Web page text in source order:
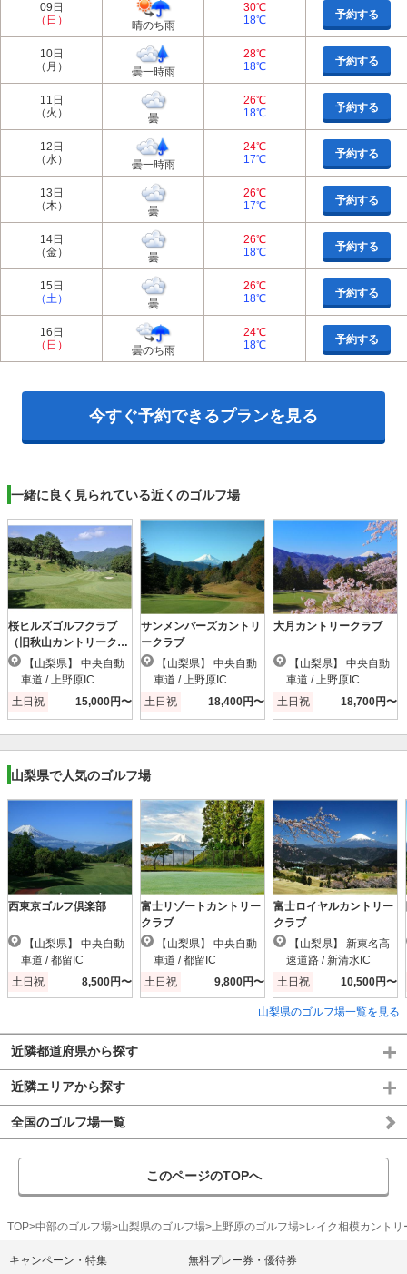
09日
（日）
晴のち雨
30℃
18℃
予約する
10日
（月）
曇一時雨
28℃
18℃
予約する
11日
（火）
曇
26℃
18℃
予約する
12日
（水）
曇一時雨
24℃
17℃
予約する
13日
（木）
曇
26℃
17℃
予約する
14日
（金）
曇
26℃
18℃
予約する
15日
（土）
曇
26℃
18℃
予約する
16日
（日）
曇のち雨
24℃
18℃
予約する
今すぐ予約できるプランを見る
一緒に良く見られている近くのゴルフ場
桜ヒルズゴルフクラブ
（旧秋山カントリークラ
ブ）
車道 / 上野原IC
土日祝
15,000円〜
サンメンバーズカントリ
ークラブ
車道 / 上野原IC
土日祝
18,400円〜
大月カントリークラブ
車道 / 上野原IC
土日祝
18,700円〜
山梨県で人気のゴルフ場
西東京ゴルフ倶楽部
車道 / 都留IC
土日祝
8,500円〜
富士リゾートカントリー
クラブ
車道 / 都留IC
土日祝
9,800円〜
富士ロイヤルカントリー
クラブ
速道路 / 新清水IC
土日祝
10,500円〜
山梨県のゴルフ場一覧を見る
近隣都道府県から探す
近隣エリアから探す
全国のゴルフ場一覧
このページのTOPへ
TOP 中部のゴルフ場 山梨県のゴルフ場 上野原のゴルフ場 レイク相模カントリ
キャンペーン・特集 無料プレー券・優待券